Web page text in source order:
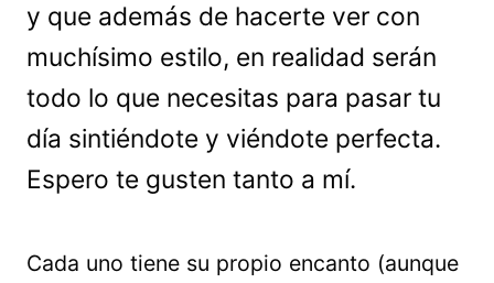
y que además de hacerte ver con
muchísimo estilo, en realidad serán
todo lo que necesitas para pasar tu
día sintiéndote y viéndote perfecta.
Espero te gusten tanto a mí.
Cada uno tiene su propio encanto (aunque